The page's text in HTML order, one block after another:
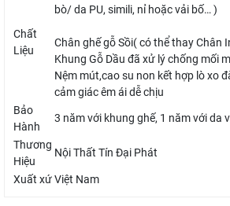
Chất
Liệu
bò/ da PU, simili, nỉ hoặc vải bố… )
Chân ghế gỗ Sồi( có thể thay Chân
Khung Gỗ Dầu đã xử lý chống mối
Nệm mút,cao su non kết hợp lò xo
cảm giác êm ái dễ chịu
Bảo
Hành
3 năm với khung ghế, 1 năm với da
Thương
Hiệu
Nội Thất Tín Đại Phát
Xuất xứViệt Nam